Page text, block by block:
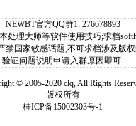
NEWBT官方QQ群1: 276678893
处理大师等软件使用技巧;求档
禁国家敏感话题,不可求档涉及版
验证问题说明申请入群原因即可.
© 2005-2020 clq, All Rights
版权所有
桂ICP备15002303号-1